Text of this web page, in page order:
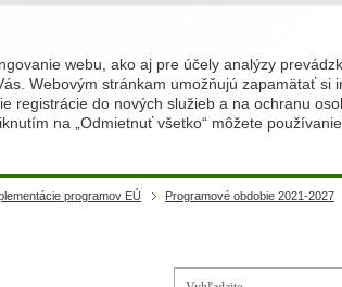
webu, ako aj pre účely analýzy
Webovým stránkam umožňujú zapamätať
registrácie do nových služieb a na ochranu
na „Odmietnuť všetko“ môžete
programov EÚ Programové obdobie 2021-2027